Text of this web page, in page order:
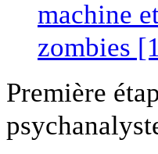
Première